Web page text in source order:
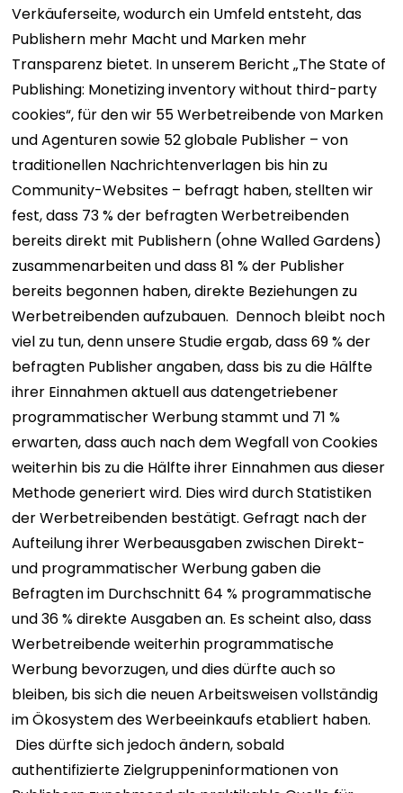
Verkäuferseite, wodurch ein Umfeld entsteht, das
Publishern mehr Macht und Marken mehr
Transparenz bietet. In unserem Bericht „The State of
Publishing: Monetizing inventory without third-party
cookies“, für den wir 55 Werbetreibende von Marken
und Agenturen sowie 52 globale Publisher – von
traditionellen Nachrichtenverlagen bis hin zu
Community-Websites – befragt haben, stellten wir
fest, dass 73 % der befragten Werbetreibenden
bereits direkt mit Publishern (ohne Walled Gardens)
zusammenarbeiten und dass 81 % der Publisher
bereits begonnen haben, direkte Beziehungen zu
Werbetreibenden aufzubauen. Dennoch bleibt noch
viel zu tun, denn unsere Studie ergab, dass 69 % der
befragten Publisher angaben, dass bis zu die Hälfte
ihrer Einnahmen aktuell aus datengetriebener
programmatischer Werbung stammt und 71 %
erwarten, dass auch nach dem Wegfall von Cookies
weiterhin bis zu die Hälfte ihrer Einnahmen aus dieser
Methode generiert wird. Dies wird durch Statistiken
der Werbetreibenden bestätigt. Gefragt nach der
Aufteilung ihrer Werbeausgaben zwischen Direkt-
und programmatischer Werbung gaben die
Befragten im Durchschnitt 64 % programmatische
und 36 % direkte Ausgaben an. Es scheint also, dass
Werbetreibende weiterhin programmatische
Werbung bevorzugen, und dies dürfte auch so
bleiben, bis sich die neuen Arbeitsweisen vollständig
im Ökosystem des Werbeeinkaufs etabliert haben.
Dies dürfte sich jedoch ändern, sobald
authentifizierte Zielgruppeninformationen von